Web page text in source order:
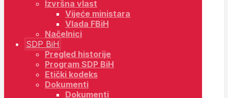
Izvršna vlast
Vijeće ministara
Vlada FBiH
Načelnici
SDP BiH
Pregled historije
Program SDP BiH
Etički kodeks
Dokumenti
Dokumenti